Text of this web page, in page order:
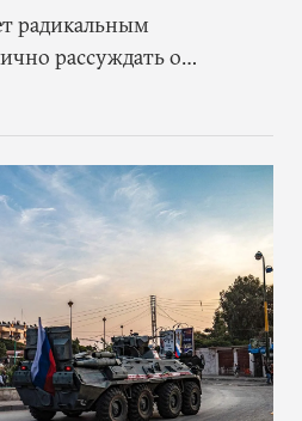
радикальным
рассуждать о
не